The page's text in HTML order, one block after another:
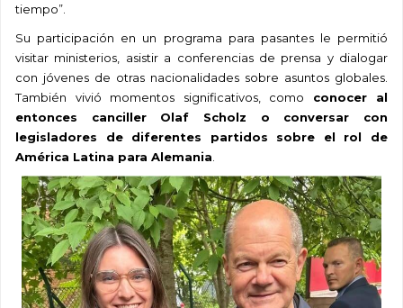
tiempo”.
Su participación en un programa para pasantes le permitió
visitar ministerios, asistir a conferencias de prensa y dialogar
con jóvenes de otras nacionalidades sobre asuntos globales.
También vivió momentos significativos, como conocer al
entonces canciller Olaf Scholz o conversar con
legisladores de diferentes partidos sobre el rol de
América Latina para Alemania.